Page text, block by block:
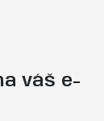
váš e-